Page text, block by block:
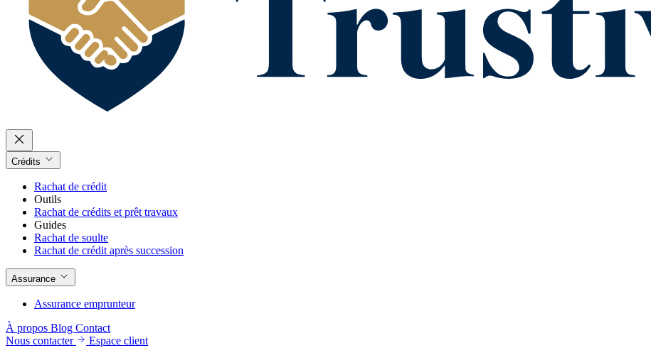
Crédits
Rachat de crédit
Outils
Rachat de crédits et prêt travaux
Guides
Rachat de soulte
Rachat de crédit après succession
Assurance
Assurance emprunteur
À propos Blog Contact
Nous contacter
Espace client